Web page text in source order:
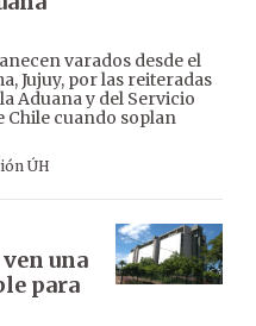
varados desde el
Jujuy, por las reiteradas
Aduana y del Servicio
Chile cuando soplan
ÚH
una
para